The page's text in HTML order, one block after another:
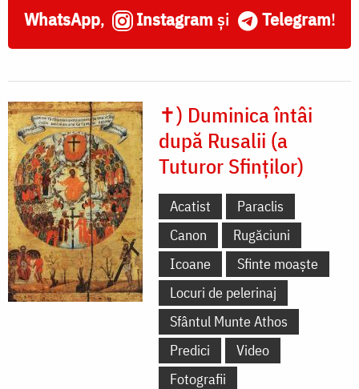
WhatsApp, Instagram și Telegram!
✝) Duminica întâi
după Rusalii (a
Tuturor Sfinților)
Acatist
Paraclis
Canon
Rugăciuni
Icoane
Sfinte moaște
Locuri de pelerinaj
Sfântul Munte Athos
Predici
Video
Fotografii